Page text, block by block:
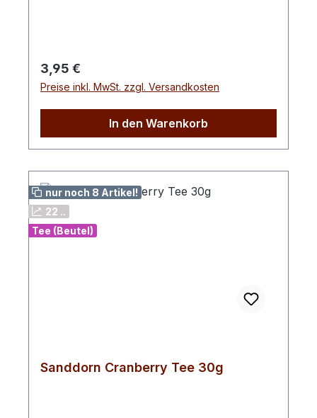
Sanddornbeeren
Regulärer Preis:
3,95 €
Preise inkl. MwSt. zzgl. Versandkosten
In den Warenkorb
nur noch 8 Artikel!
22 ..
Tee (Beutel)
Sanddorn Cranberry Tee 30g